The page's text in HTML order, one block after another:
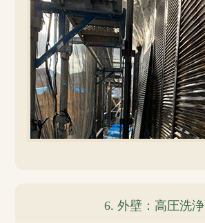
6. 外壁：高圧洗浄